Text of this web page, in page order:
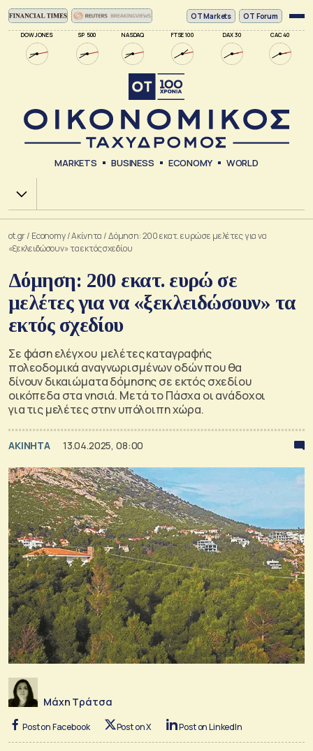
DOW JONES SP 500 NASDAQ FTSE 100 DAX 30 CAC 40
ΟΤ Markets OT Forum
MARKETS BUSINESS ECONOMY WORLD
Χ.Α.
ot.gr/ Economy/Ακίνητα /Δόμηση: 200 εκατ. ευρώ σε μελέτες για να
«ξεκλειδώσουν» τα εκτός σχεδίου
Δόμηση: 200 εκατ. ευρώ σε
μελέτες για να «ξεκλειδώσουν» τα
εκτός σχεδίου
Σε φάση ελέγχου μελέτες καταγραφής
πολεοδομικά αναγνωρισμένων οδών που θα
δίνουν δικαιώματα δόμησης σε εκτός σχεδίου
οικόπεδα στα νησιά. Μετά το Πάσχα οι ανάδοχοι
για τις μελέτες στην υπόλοιπη χώρα.
ΑΚΙΝΗΤΑ 13.04.2025, 08:00
Μάχη Τράτσα
Post on Facebook Post on X Post on LinkedIn